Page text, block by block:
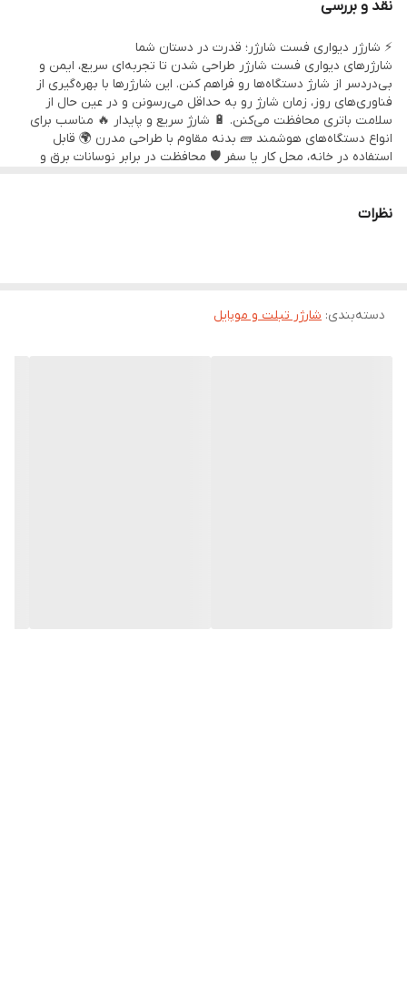
نقد و بررسی
⚡ شارژر دیواری فست شارژر؛ قدرت در دستان شما
شارژرهای دیواری فست شارژر طراحی شدن تا تجربه‌ای سریع، ایمن و
بی‌دردسر از شارژ دستگاه‌ها رو فراهم کنن. این شارژرها با بهره‌گیری از
فناوری‌های روز، زمان شارژ رو به حداقل می‌رسونن و در عین حال از
سلامت باتری محافظت می‌کنن. 🔋 شارژ سریع و پایدار 🔥 مناسب برای
انواع دستگاه‌های هوشمند 🧱 بدنه مقاوم با طراحی مدرن 🌍 قابل
استفاده در خانه، محل کار یا سفر 🛡️ محافظت در برابر نوسانات برق و
امنیت رو، و هم زیبایی رو.
نظرات
دسته‌بندی: شارژر تبلت و موبایل